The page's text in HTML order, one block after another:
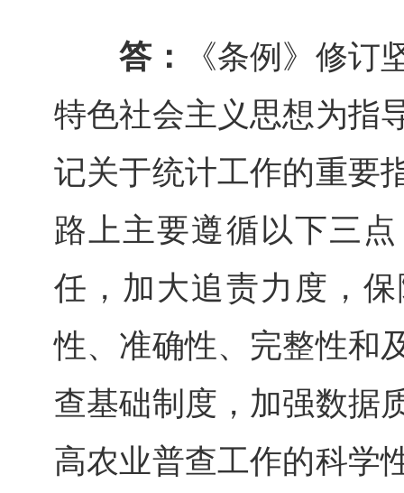
答：
《条例》修订
特色社会主义思想为指
记关于统计工作的重要
路上主要遵循以下三
任，加大追责力度，
性、准确性、完整性和
查基础制度，加强数据
高农业普查工作的科学